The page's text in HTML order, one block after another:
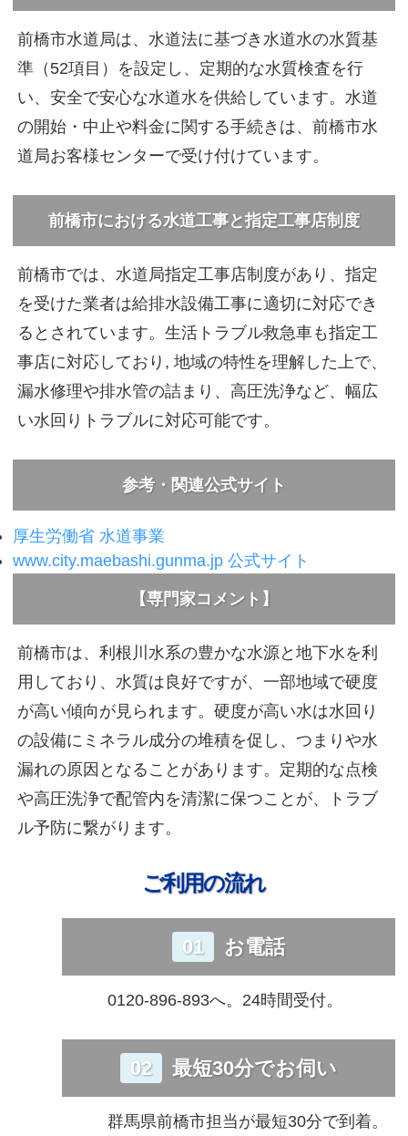
前橋市水道局は、水道法に基づき水道水の水質基
準（52項目）を設定し、定期的な水質検査を行
い、安全で安心な水道水を供給しています。水道
の開始・中止や料金に関する手続きは、前橋市水
道局お客様センターで受け付けています。
前橋市における水道工事と指定工事店制度
前橋市では、水道局指定工事店制度があり、指定
を受けた業者は給排水設備工事に適切に対応でき
るとされています。生活トラブル救急車も指定工
事店に対応しており, 地域の特性を理解した上で、
漏水修理や排水管の詰まり、高圧洗浄など、幅広
い水回りトラブルに対応可能です。
参考・関連公式サイト
厚生労働省 水道事業
www.city.maebashi.gunma.jp 公式サイト
【専門家コメント】
前橋市は、利根川水系の豊かな水源と地下水を利
用しており、水質は良好ですが、一部地域で硬度
が高い傾向が見られます。硬度が高い水は水回り
の設備にミネラル成分の堆積を促し、つまりや水
漏れの原因となることがあります。定期的な点検
や高圧洗浄で配管内を清潔に保つことが、トラブ
ル予防に繋がります。
ご利用の流れ
01 お電話
0120-896-893へ。24時間受付。
02 最短30分でお伺い
群馬県前橋市担当が最短30分で到着。